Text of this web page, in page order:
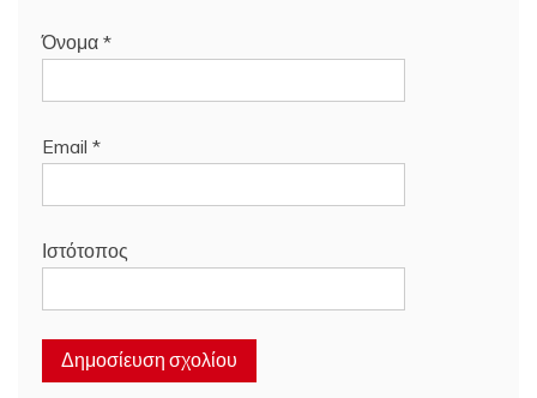
Όνομα *
Email *
Ιστότοπος